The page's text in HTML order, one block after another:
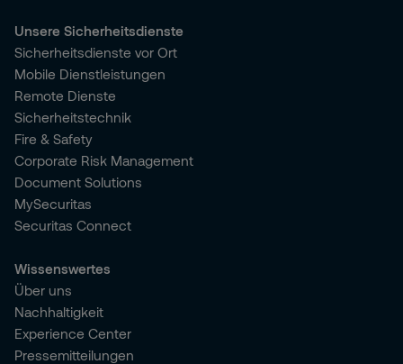
Unsere Sicherheitsdienste
Sicherheitsdienste vor Ort
Mobile Dienstleistungen
Remote Dienste
Sicherheitstechnik
Fire & Safety
Corporate Risk Management
Document Solutions
MySecuritas
Securitas Connect
Wissenswertes
Über uns
Nachhaltigkeit
Experience Center
Pressemitteilungen